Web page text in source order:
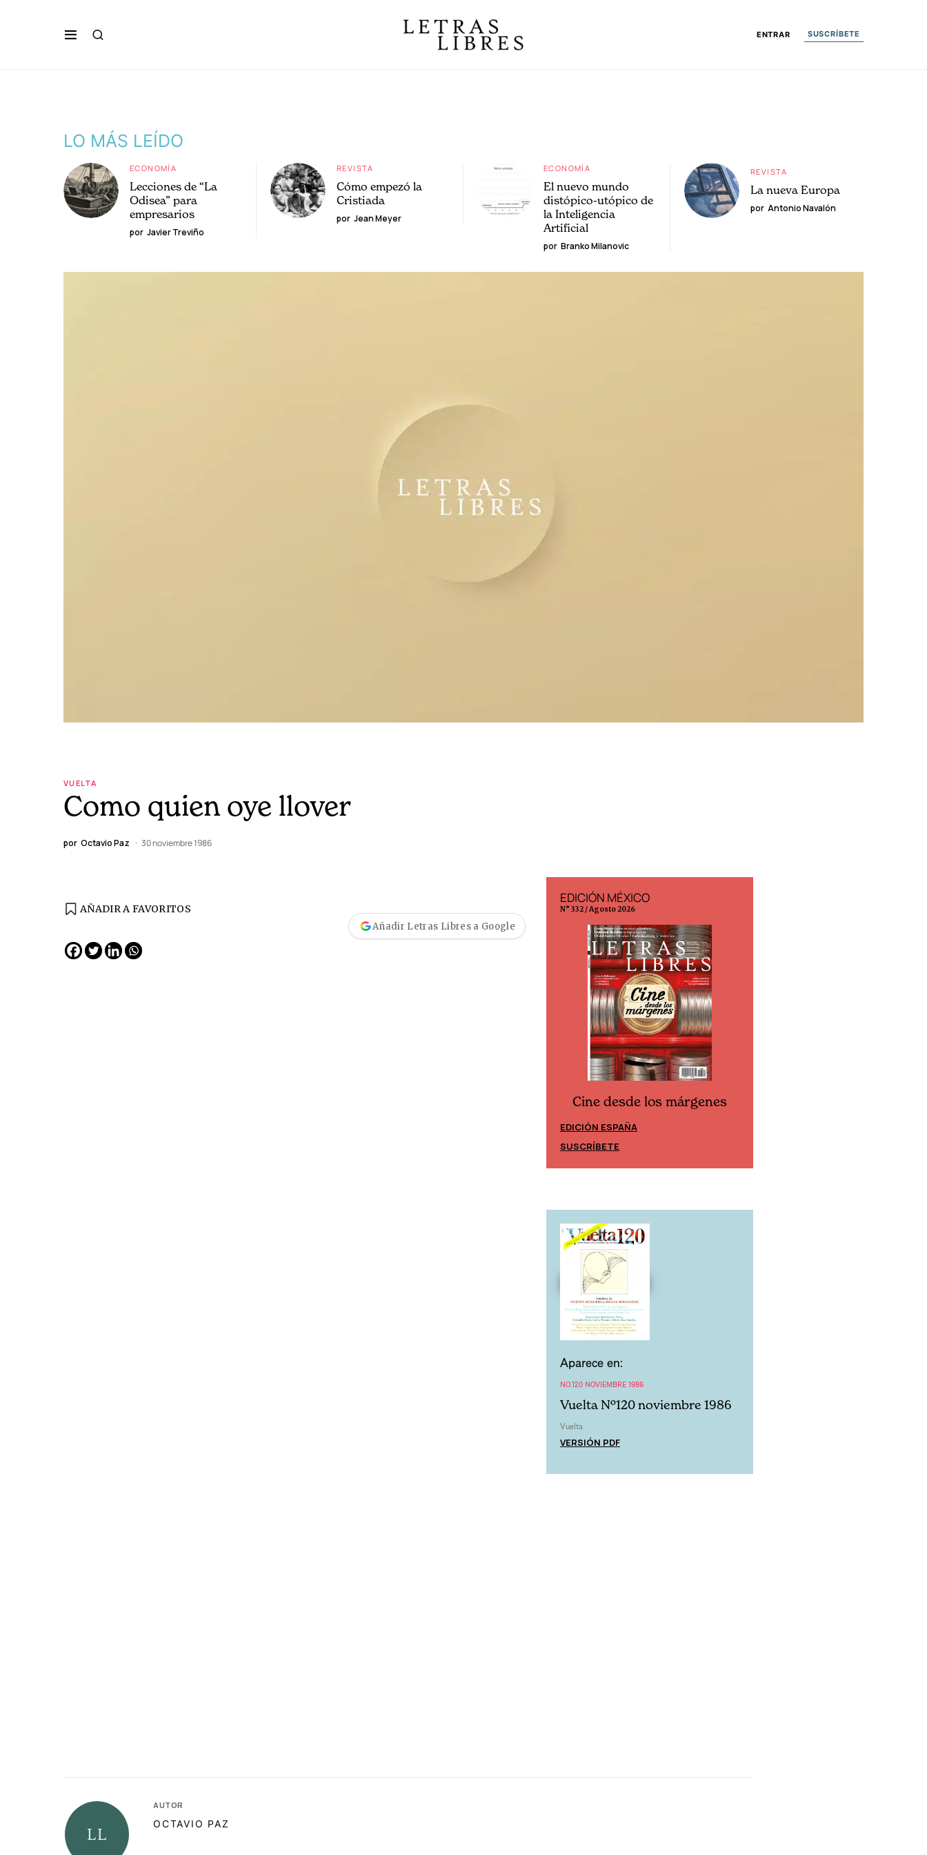
ENTRAR SUSCRÍBETE
LO MÁS LEÍDO
ECONOMÍA
Lecciones de “La
Odisea” para
empresarios
por Javier Treviño
REVISTA
Cómo empezó la
Cristiada
por Jean Meyer
ECONOMÍA
El nuevo mundo
distópico-utópico de
la Inteligencia
Artificial
por Branko Milanovic
REVISTA
La nueva Europa
por Antonio Navalón
VUELTA
Como quien oye llover
por Octavio Paz 30 noviembre 1986
AÑADIR A FAVORITOS
Añadir Letras Libres a Google
EDICIÓN MÉXICO
N° 332 / Agosto 2026
Cine desde los márgenes
EDICIÓN ESPAÑA
SUSCRÍBETE
Aparece en:
NO.120 NOVIEMBRE 1986
Vuelta Nº120 noviembre 1986
Vuelta
VERSIÓN PDF
AUTOR
OCTAVIO PAZ